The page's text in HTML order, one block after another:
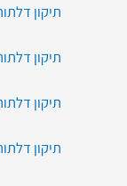
תיקון
תיקון
תיקון
תיקון